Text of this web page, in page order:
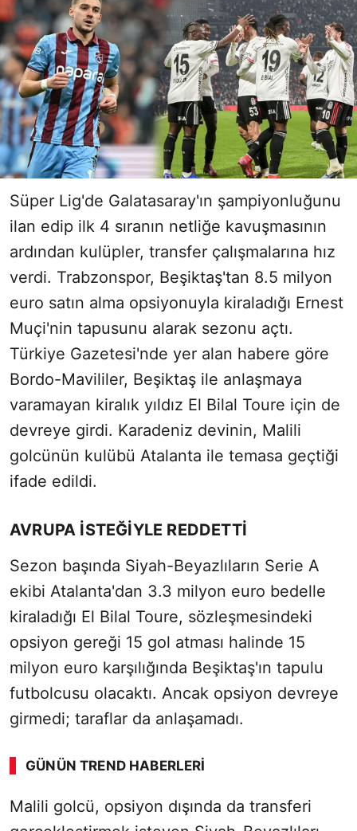
Süper Lig'de Galatasaray'ın şampiyonluğunu
ilan edip ilk 4 sıranın netliğe kavuşmasının
ardından kulüpler, transfer çalışmalarına hız
verdi. Trabzonspor, Beşiktaş'tan 8.5 milyon
euro satın alma opsiyonuyla kiraladığı Ernest
Muçi'nin tapusunu alarak sezonu açtı.
Türkiye Gazetesi'nde yer alan habere göre
Bordo-Mavililer, Beşiktaş ile anlaşmaya
varamayan kiralık yıldız El Bilal Toure için de
devreye girdi. Karadeniz devinin, Malili
golcünün kulübü Atalanta ile temasa geçtiği
ifade edildi.
AVRUPA İSTEĞİYLE REDDETTİ
Sezon başında Siyah-Beyazlıların Serie A
ekibi Atalanta'dan 3.3 milyon euro bedelle
kiraladığı El Bilal Toure, sözleşmesindeki
opsiyon gereği 15 gol atması halinde 15
milyon euro karşılığında Beşiktaş'ın tapulu
futbolcusu olacaktı. Ancak opsiyon devreye
girmedi; taraflar da anlaşamadı.
GÜNÜN TREND HABERLERI
00:02 / 03:08
Sesi Aç
Malili golcü, opsiyon dışında da transferi